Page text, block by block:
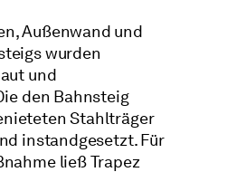
Außenwand und
wurden
und
den Bahnsteig
Stahlträger
instandgesetzt. Für
ließ Trapez